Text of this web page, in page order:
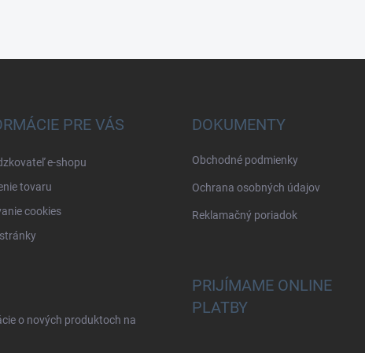
PRE VÁS
e-shopu
tovaru
cookies
DOKUMENTY
Obchodné podmienky
Ochrana osobných údajov
Reklamačný poriadok
o nových produktoch na
PRIJÍMAME ONLINE
PLATBY